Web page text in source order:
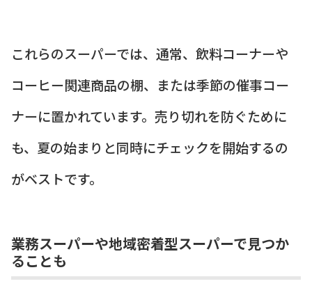
これらのスーパーでは、通常、飲料コーナーや
コーヒー関連商品の棚、または季節の催事コー
ナーに置かれています。売り切れを防ぐために
も、夏の始まりと同時にチェックを開始するの
がベストです。
業務スーパーや地域密着型スーパーで見つか
ることも